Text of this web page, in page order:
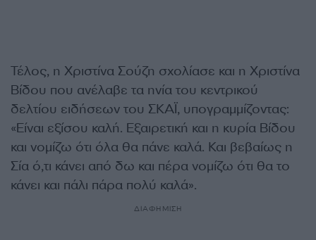
Τέλος, η Χριστίνα Σούζη σχολίασε και η Χριστίνα
Βίδου που ανέλαβε τα ηνία του κεντρικού
δελτίου ειδήσεων του ΣΚΑΪ, υπογραμμίζοντας:
«Είναι εξίσου καλή. Εξαιρετική και η κυρία Βίδου
και νομίζω ότι όλα θα πάνε καλά. Και βεβαίως η
Σία ό,τι κάνει από δω και πέρα νομίζω ότι θα το
κάνει και πάλι πάρα πολύ καλά».
ΔΙΑΦΗΜΙΣΗ